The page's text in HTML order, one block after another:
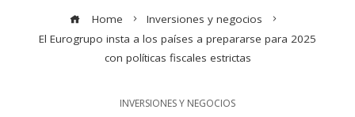
Home
Inversiones y negocios
El Eurogrupo insta a los países a prepararse para 2025
con políticas fiscales estrictas
INVERSIONES Y NEGOCIOS